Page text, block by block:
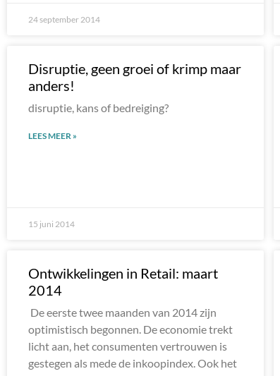
24 september 2014
Disruptie, geen groei of krimp maar
anders!
disruptie, kans of bedreiging?
LEES MEER »
15 juni 2014
Ontwikkelingen in Retail: maart
2014
De eerste twee maanden van 2014 zijn
optimistisch begonnen. De economie trekt
licht aan, het consumenten vertrouwen is
gestegen als mede de inkoopindex. Ook het